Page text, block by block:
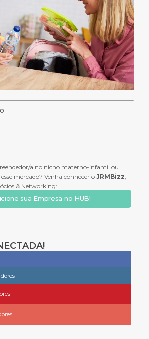
a no nicho materno-infantil ou
mercado? Venha conhecer o JRMBizz,
& Networking:
sua Empresa no HUB!